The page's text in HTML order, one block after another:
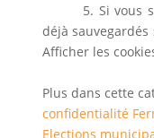
5. Si vous
déjà
Afficher les
Plus dans cette
confidentialité
Elections